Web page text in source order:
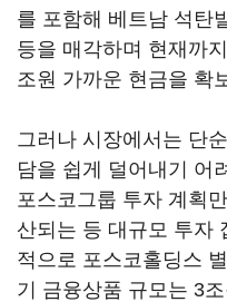
를 포함해 베트남 석탄
등을 매각하며 현재까
조원 가까운 현금을 확
그러나 시장에서는 단
담을 쉽게 덜어내기 어
포스코그룹 투자 계획
산되는 등 대규모 투자
적으로 포스코홀딩스
기 금융상품 규모는 3